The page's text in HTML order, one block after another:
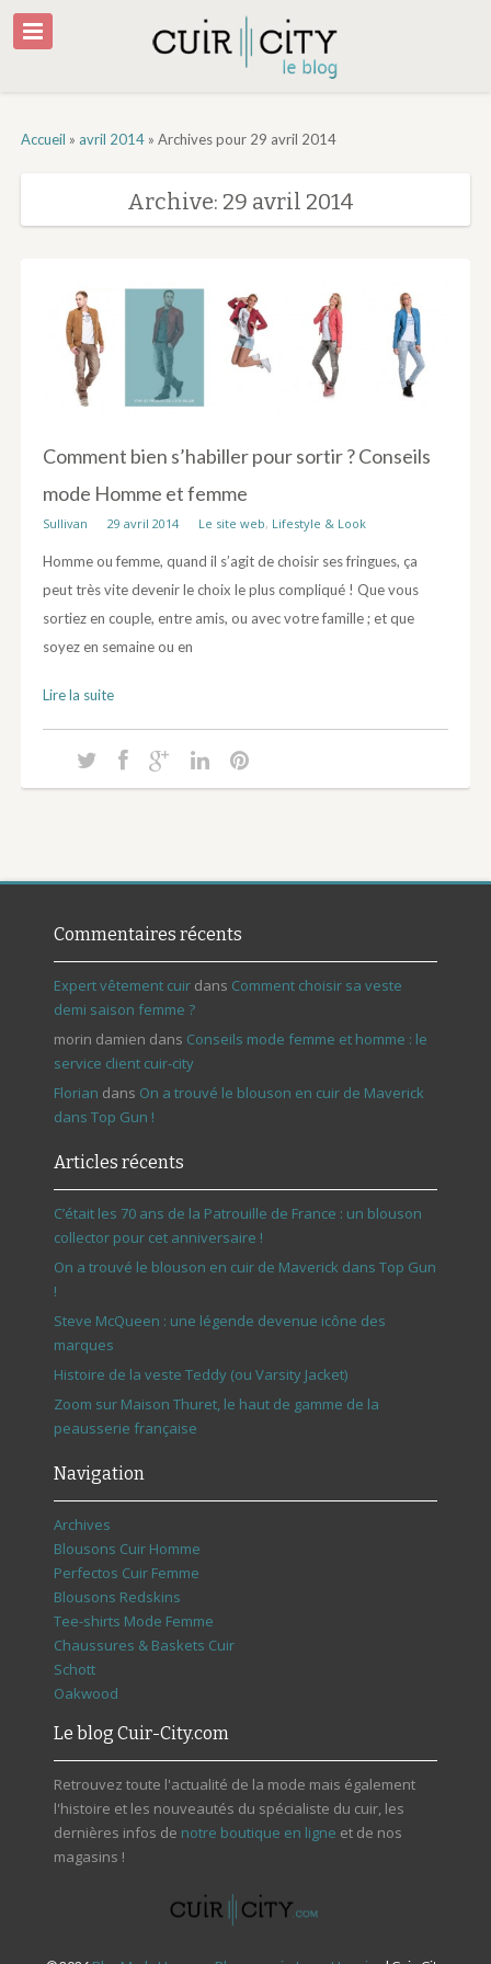
Accueil » avril 2014» Archives pour 29 avril 2014
Archive: 29 avril 2014
Comment bien s’habiller pour sortir ? Conseils
mode Homme et femme
Sullivan 29 avril 2014 Le site web, Lifestyle & Look
Homme ou femme, quand il s’agit de choisir ses fringues, ça
peut très vite devenir le choix le plus compliqué ! Que vous
sortiez en couple, entre amis, ou avec votre famille ; et que
soyez en semaine ou en
Lire la suite
Commentaires récents
Expert vêtement cuirdans Comment choisir sa veste
demi saison femme ?
morin damien dans Conseils mode femme et homme : le
service client cuir-city
Florian dans On a trouvé le blouson en cuir de Maverick
dans Top Gun !
Articles récents
C’était les 70 ans de la Patrouille de France : un blouson
collector pour cet anniversaire !
On a trouvé le blouson en cuir de Maverick dans Top Gun
!
Steve McQueen : une légende devenue icône des
marques
Histoire de la veste Teddy (ou Varsity Jacket)
Zoom sur Maison Thuret, le haut de gamme de la
peausserie française
Navigation
Archives
Blousons Cuir Homme
Perfectos Cuir Femme
Blousons Redskins
Tee-shirts Mode Femme
Chaussures & Baskets Cuir
Schott
Oakwood
Le blog Cuir-City.com
Retrouvez toute l'actualité de la mode mais également
l'histoire et les nouveautés du spécialiste du cuir, les
dernières infos de notre boutique en ligne et de nos
magasins !